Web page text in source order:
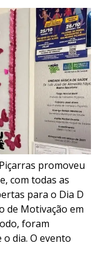
promoveu
com todas as
para o Dia D
de Motivação em
foram
dia. O evento